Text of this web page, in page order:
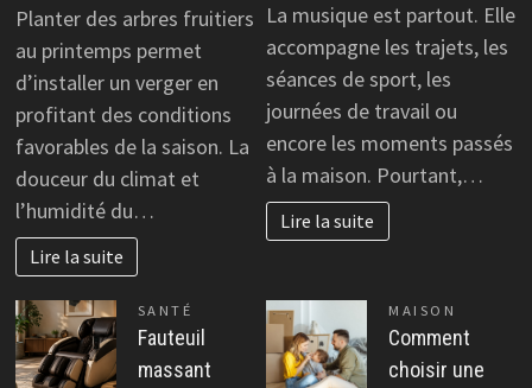
Planter des arbres fruitiers
au printemps permet
d’installer un verger en
profitant des conditions
favorables de la saison. La
douceur du climat et
l’humidité du…
Lire la suite
La musique est partout. Elle
accompagne les trajets, les
séances de sport, les
journées de travail ou
encore les moments passés
à la maison. Pourtant,…
Lire la suite
SANTÉ
Fauteuil
massant
MAISON
Comment
choisir une